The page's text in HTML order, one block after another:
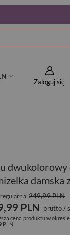
Zaloguj się
dwukolorowy
damska
249,99 PLN
PLN brutto/
cena produktu w
PLN